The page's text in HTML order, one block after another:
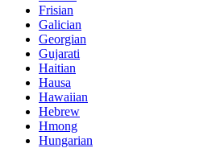
Frisian
Galician
Georgian
Gujarati
Haitian
Hausa
Hawaiian
Hebrew
Hmong
Hungarian